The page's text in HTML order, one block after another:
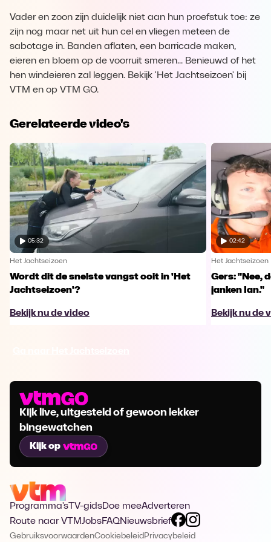
Vader en zoon zijn duidelijk niet aan hun proefstuk toe: ze
zijn nog maar net uit hun cel en vliegen meteen de
sabotage in. Banden aflaten, een barricade maken,
eieren en bloem op de voorruit smeren... Benieuwd of het
hen windeieren zal leggen. Bekijk 'Het Jachtseizoen' bij
VTM en op VTM GO.
Gerelateerde video's
05:32
Het Jachtseizoen
Wordt dit de snelste vangst ooit in 'Het
Jachtseizoen'?
Bekijk nu de video
02:42
Het Jachtseizoen
Gers: "Nee,
janken Ian."
Bekijk nu de
Kijk live, uitgesteld of gewoon lekker
bingewatchen
Kijk op
Programma's TV-gidsDoe meeAdverteren
Route naar VTMJobsFAQNieuwsbrief
GebruiksvoorwaardenCookiebeleid Privacybeleid